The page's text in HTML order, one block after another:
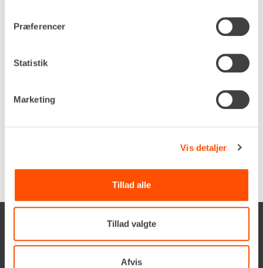
Præferencer
Statistik
Marketing
Vis detaljer
Tillad alle
Tillad valgte
Afvis
Ekskl. moms
LEJ NU